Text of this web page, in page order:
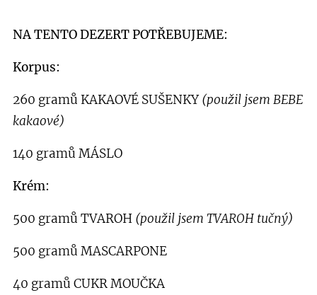
NA TENTO DEZERT POTŘEBUJEME:
Korpus:
260 gramů KAKAOVÉ SUŠENKY(použil jsem BEBE
kakaové)
140 gramů MÁSLO
Krém:
500 gramů TVAROH (použil jsem TVAROH tučný)
500 gramů MASCARPONE
40 gramů CUKR MOUČKA